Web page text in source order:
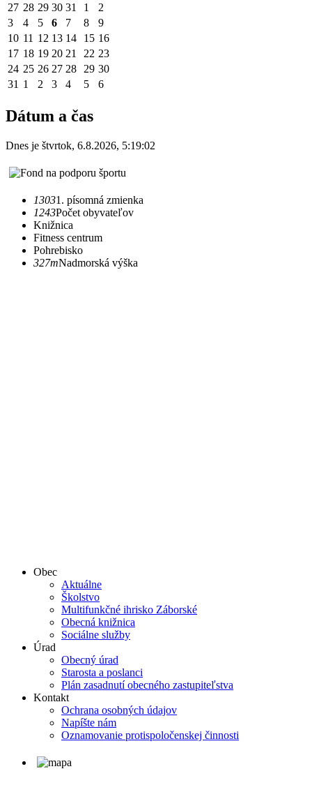
27 28 29 30 31 1
2
3
4 5 6 7 8
9
10 11 12 13 14 15 16
17 18 19 20 21 22 23
24 25 26 27 28 29 30
31 1 2 3 4 5 6
Dátum a čas
Dnes je štvrtok, 6.8.2026, 5:19:02
13031. písomná zmienka
1243Počet obyvateľov
Knižnica
Fitness centrum
Pohrebisko
327mNadmorská výška
Obec
Aktuálne
Školstvo
Multifunkčné ihrisko Záborské
Obecná knižnica
Sociálne služby
Úrad
Obecný úrad
Starosta a poslanci
Plán zasadnutí obecného zastupiteľstva
Kontakt
Ochrana osobných údajov
Napíšte nám
Oznamovanie protispoločenskej činnosti